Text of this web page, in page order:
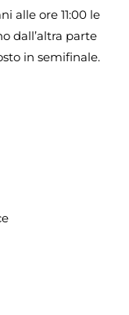
alle ore 11:00 le
dall’altra parte
in semifinale.